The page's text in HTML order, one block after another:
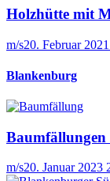
Holzhütte mit
m/s20. Februar 2021
Blankenburg
m/s20. Januar 2023